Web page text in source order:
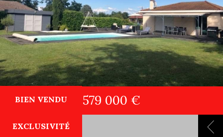
BIEN VENDU
EXCLUSIVITÉ
579 000 €